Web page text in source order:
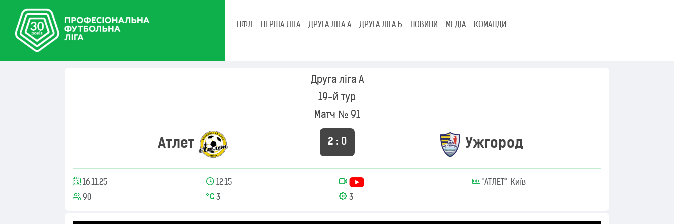
ПФЛ ПЕРША ЛІГА ДРУГА ЛІГА А ДРУГА ЛІГА Б НОВИНИ МЕДІА КОМАНДИ
Друга ліга А
19-й тур
Матч № 91
Атлет 2 : 0 Ужгород
16.11.25 12:15
"АТЛЕТ" Київ
90
3 3